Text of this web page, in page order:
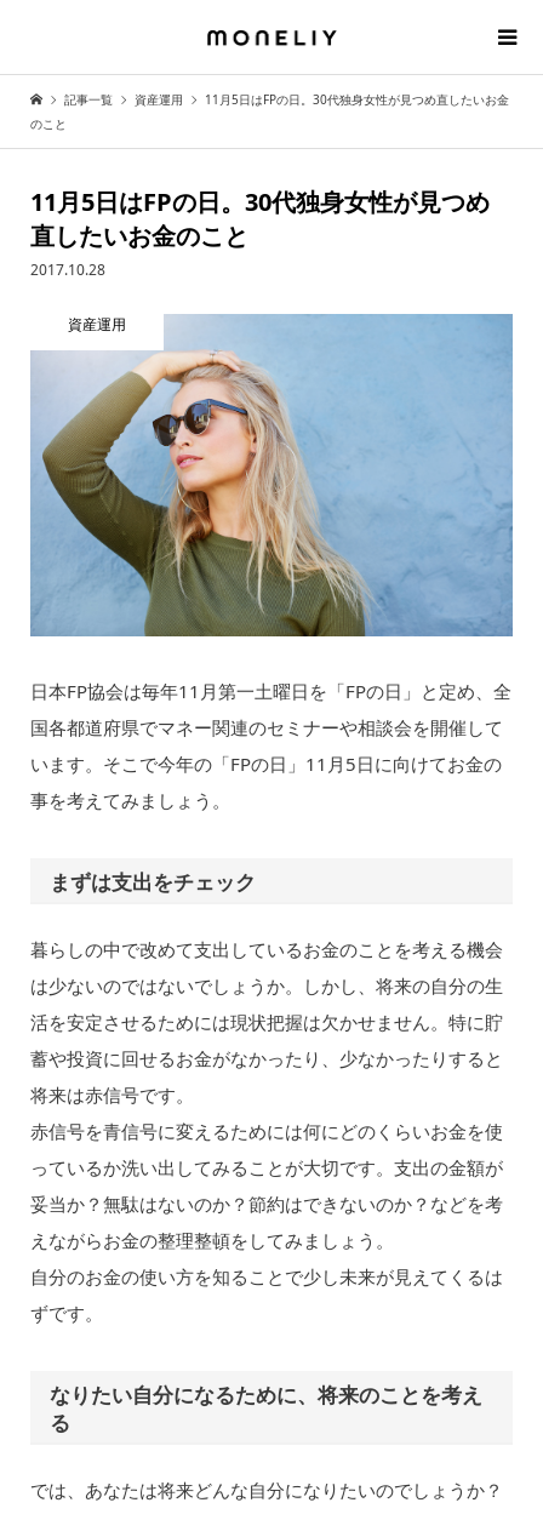
記事一覧 資産運用
11月5日はFPの日。30代独身女性が見つめ直したいお金
のこと
11月5日はFPの日。30代独身女性が見つめ
直したいお金のこと
2017.10.28
資産運用
日本FP協会は毎年11月第一土曜日を「FPの日」と定め、全
国各都道府県でマネー関連のセミナーや相談会を開催して
います。そこで今年の「FPの日」11月5日に向けてお金の
事を考えてみましょう。
まずは支出をチェック
暮らしの中で改めて支出しているお金のことを考える機会
は少ないのではないでしょうか。しかし、将来の自分の生
活を安定させるためには現状把握は欠かせません。特に貯
蓄や投資に回せるお金がなかったり、少なかったりすると
将来は赤信号です。
赤信号を青信号に変えるためには何にどのくらいお金を使
っているか洗い出してみることが大切です。支出の金額が
妥当か？無駄はないのか？節約はできないのか？などを考
えながらお金の整理整頓をしてみましょう。
自分のお金の使い方を知ることで少し未来が見えてくるは
ずです。
なりたい自分になるために、将来のことを考え
る
では、あなたは将来どんな自分になりたいのでしょうか？